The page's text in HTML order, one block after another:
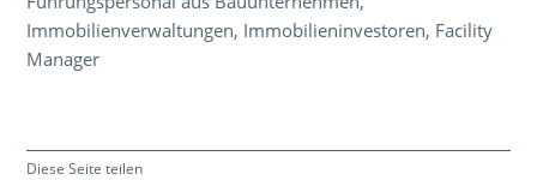
Immobilienverwaltungen, Immobilieninvestoren, Facility
Manager
Diese Seite teilen